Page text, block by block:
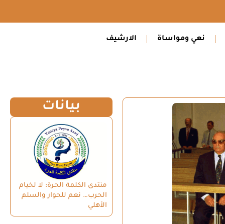
نعي ومواساة الارشيف
بيانات
منتدى الكلمة الحرة: لا لخيام
الحرب… نعم للحوار والسلم
الأهلي